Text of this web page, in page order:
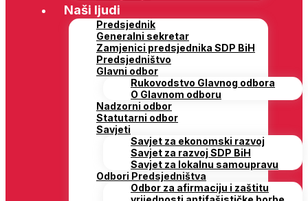
Naši ljudi
Predsjednik
Generalni sekretar
Zamjenici predsjednika SDP BiH
Predsjedništvo
Glavni odbor
Rukovodstvo Glavnog odbora
O Glavnom odboru
Nadzorni odbor
Statutarni odbor
Savjeti
Savjet za ekonomski razvoj
Savjet za razvoj SDP BiH
Savjet za lokalnu samoupravu
Odbori Predsjedništva
Odbor za afirmaciju i zaštitu